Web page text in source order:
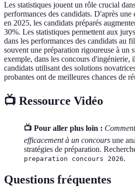
Les statistiques jouent un rôle crucial
performances des candidats. D'après une
en 2025, les candidats préparés
30%. Les statistiques permettent aux
dans les performances des candidats au
souvent une préparation rigoureuse à un
exemple, dans les concours d'ingénierie,
candidats utilisant des solutions
probantes ont de meilleures chances de
📺 Ressource Vidéo
📺 Pour aller plus loin :
efficacement à un concours une
stratégies de préparation.
preparation concours 2026.
Questions fréquentes